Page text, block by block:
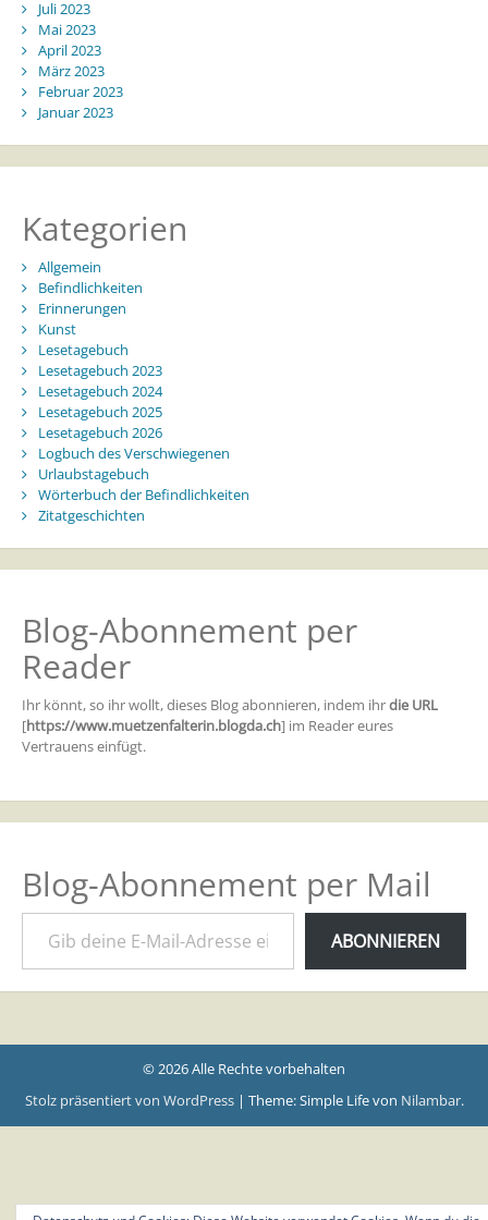
Juli 2023
Mai 2023
April 2023
März 2023
Februar 2023
Januar 2023
Kategorien
Allgemein
Befindlichkeiten
Erinnerungen
Kunst
Lesetagebuch
Lesetagebuch 2023
Lesetagebuch 2024
Lesetagebuch 2025
Lesetagebuch 2026
Logbuch des Verschwiegenen
Urlaubstagebuch
Wörterbuch der Befindlichkeiten
Zitatgeschichten
Blog-Abonnement per
Reader
Ihr könnt, so ihr wollt, dieses Blog abonnieren, indem ihrdie URL
[https://www.muetzenfalterin.blogda.ch] im Reader eures
Vertrauens einfügt.
Blog-Abonnement per Mail
Gib deine E-Mail-Adresse ein ...
ABONNIEREN
© 2026 Alle Rechte vorbehalten
Stolz präsentiert von WordPress | Theme: Simple Life von Nilambar.